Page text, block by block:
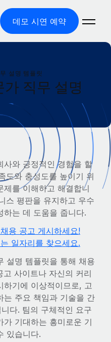
데모 시연 예약
쉽게 처리
사업을 확장
약자 고용
합
기
무를 간소화
교
로벌 HR 및 급여 솔루션
과 지급 소요 시간 확인
설명 템플릿
가 직무 설명
사와 긍정적인 경험을 할
도와 충성도를 높이기 위
를 이해하고 해결합니
스 평판을 유지하고 우수
하는 데 도움을 줍니다.
용 공고 게시하세요!
일자리를 찾으세요.
설명 템플릿을 통해 채용
사이트나 자신의 커리
하기에 이상적이므로, 고
는 주요 책임과 기술을 간
다. 팀의 구체적인 요구
기대하는 흥미로운 기
있습니다.